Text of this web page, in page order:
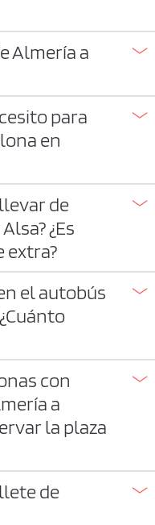
Almería a
para
en
de
¿Es
extra?
el autobús
con
a
la plaza
de